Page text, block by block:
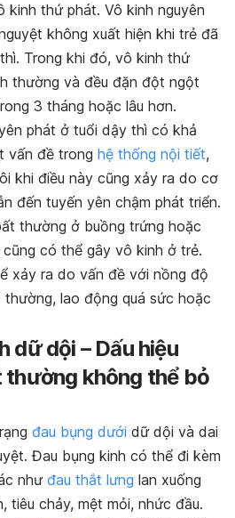
kinh thứ phát. Vô kinh nguyên
không xuất hiện khi trẻ đã
Trong khi đó, vô kinh thứ
thường và đều đặn đột ngột
3 tháng hoặc lâu hơn.
phát ở tuổi dậy thì có khả
vấn đề trong hệ thống nội tiết,
khi điều này cũng xảy ra do cơ
đến tuyến yên chậm phát triển.
thường ở buồng trứng hoặc
có thể gây vô kinh ở trẻ.
xảy ra do vấn đề với nồng độ
lao động quá sức hoặc
dữ dội – Dấu hiệu
thường không thể bỏ
đau bụng dưới dữ dội và dai
Đau bụng kinh có thể đi kèm
như đau thắt lưng lan xuống
tiêu chảy, mệt mỏi, nhức đầu.